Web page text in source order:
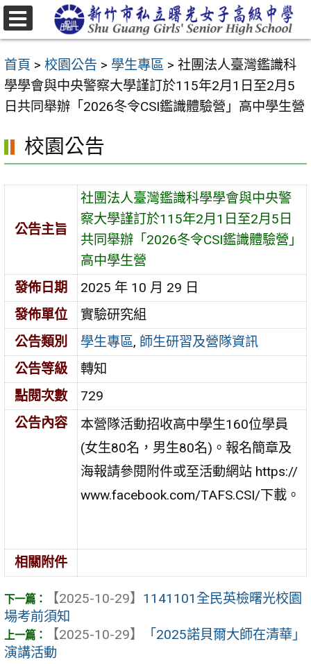
跳
至
要
內
容
首頁 > 校園公告 > 學生專區 > 社團法人臺灣鑑識科
學學會與中央警察大學謹訂於115年2月1日至2月5
日共同舉辦「2026冬令CSI鑑識體驗營」高中學生營
校園公告
公告主旨
社團法人臺灣鑑識科學學會與中央警
察大學謹訂於115年2月1日至2月5日
共同舉辦「2026冬令CSI鑑識體驗營」
高中學生營
發佈日期
2025 年 10 月 29 日
發佈單位
實驗研究組
公告類別
學生專區, 師生研習及營隊資訊
公告等級
轉知
點閱次數
729
公告內容
本營隊活動招收高中學生160位學員
(女生80名，男生80名)。報名簡章及
海報請參閱附件或至活動網站 https://
www.facebook.com/TAFS.CSI/下載。
相關附件
【2025-10-29】 1141101全民英檢曙光校園
場考前須知
【2025-10-29】
「2025諾貝爾大師在清華」
演講活動
選
單